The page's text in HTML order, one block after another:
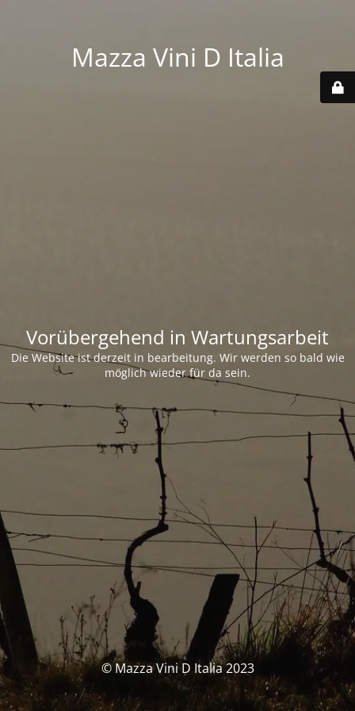
Mazza Vini D Italia
Vorübergehend in Wartungsarbeit
Die Website ist derzeit in bearbeitung. Wir werden so bald wie
möglich wieder für da sein.
© Mazza Vini D Italia 2023